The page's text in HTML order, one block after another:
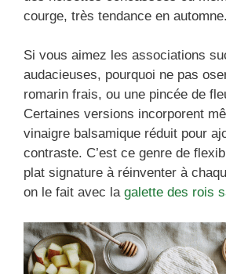
courge, très tendance en automne.
Si vous aimez les associations
audacieuses, pourquoi ne pas
romarin frais, ou une pincée de
Certaines versions incorporent
vinaigre balsamique réduit pour
contraste. C’est ce genre de
plat signature à réinventer à
on le fait avec la galette des rois